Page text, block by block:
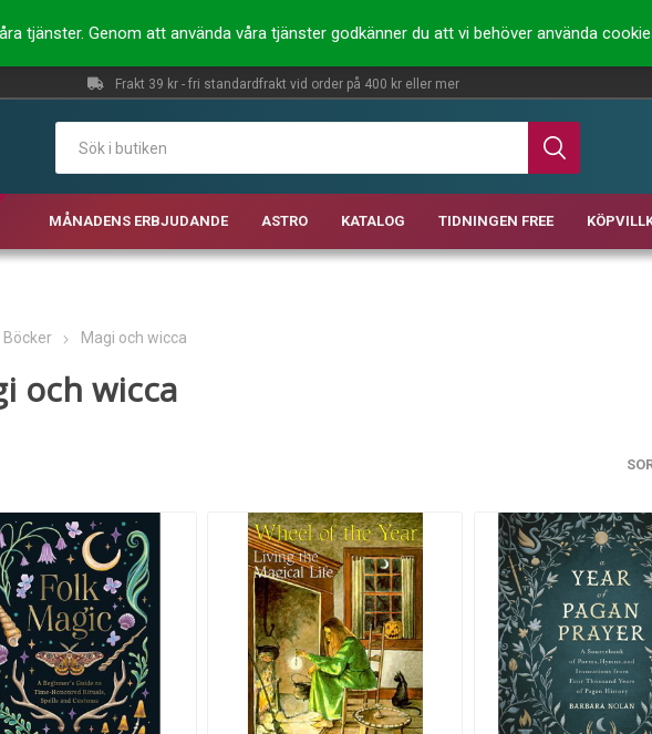
tjänster. Genom att använda våra tjänster godkänner du att vi behöver använda
Frakt 39 kr - fri standardfrakt vid order på 400 kr eller mer
MÅNADENS ERBJUDANDE ASTRO KATALOG TIDNINGEN FREE
Böcker Magi och wicca
och wicca